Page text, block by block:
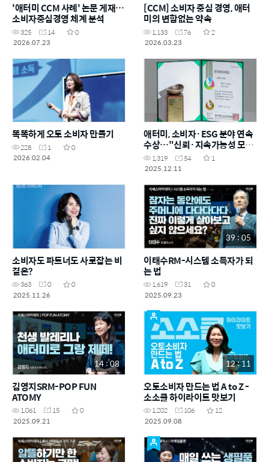
'애터미 CCM 사례' 논문 게재…
소비자중심경영 체계 분석
325 14
0
2026.07.23
[CCM] 소비자 중심 경영, 애터
미의 변함없는 약속
1,133 76
2
2026.03.23
똑똑하게 오토 소비자 만들기
228 1
0
2026.02.04
애터미, 소비자·ESG 분야 연속
수상…"신뢰·지속가능성 모두
잡았다"
1,319 54
1
2025.12.11
소비자도 파트너도 사로잡는 비
결은?
363 0
0
2025.11.26
39 : 05
이태수RM-시스템 소득자가 되
는 법
1,619 31
0
2025.09.23
14 : 08
김영지SRM-POP FUN
ATOMY
1,061 15
0
2025.09.21
12 : 11
오토소비자 만드는 법 A to Z -
소소클 하이라이트 맛보기
1,202 106
12
2025.09.08